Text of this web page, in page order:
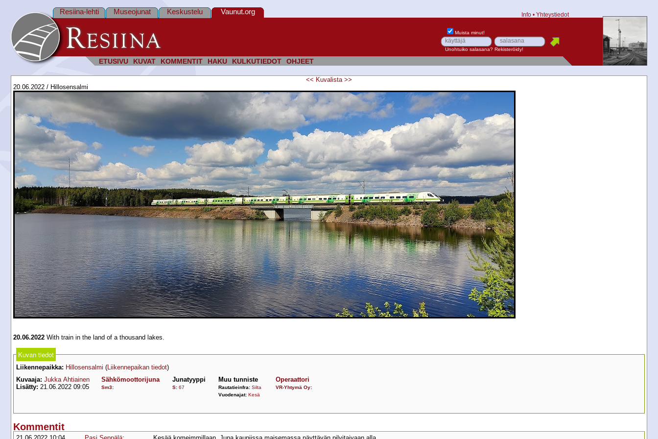
ETUSIVU KUVAT KOMMENTIT HAKU KULKUTIEDOT OHJEET
Resiina-lehti Museojunat Keskustelu Vaunut.org Info • Yhteystiedot
Muista minut!
Unohtuiko salasana? Rekisteröidy!
<< Kuvalista >>
20.06.2022 / Hillosensalmi
20.06.2022 With train in the land of a thousand lakes.
Kuvan tiedot
Liikennepaikka: Hillosensalmi (Liikennepaikan tiedot)
Kuvaaja: Jukka Ahtiainen
Lisätty: 21.06.2022 09:05
Sähkömoottorijuna
Sm3:
Junatyyppi
S: 67
Muu tunniste
Rautatieinfra: Silta
Vuodenajat: Kesä
Operaattori
VR-Yhtymä Oy:
Kommentit